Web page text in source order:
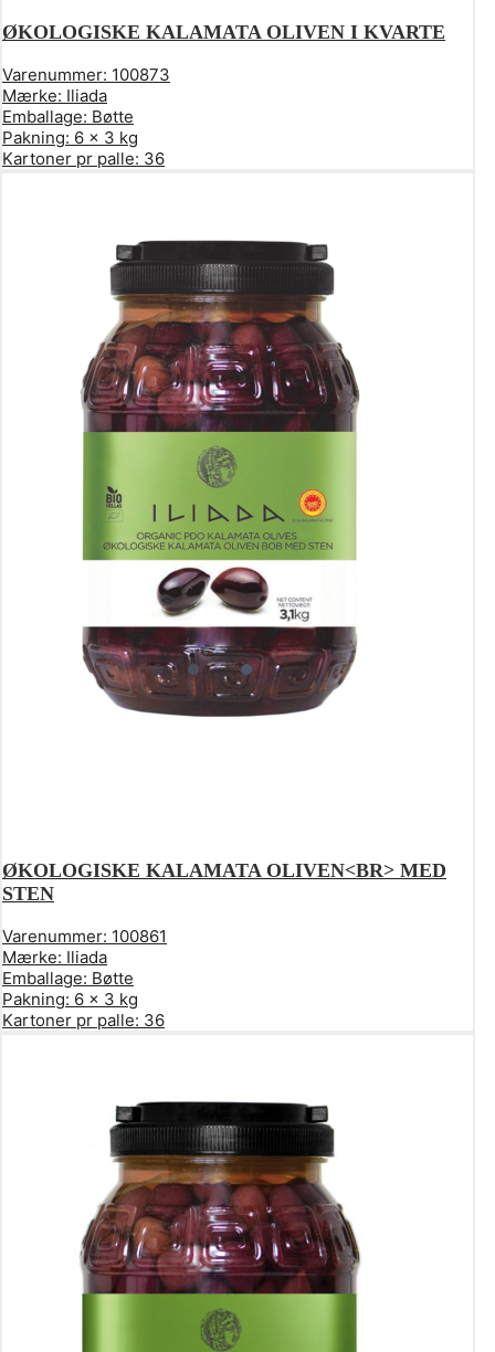
ØKOLOGISKE KALAMATA OLIVEN I KVARTE
Varenummer: 100873
Mærke: Iliada
Emballage: Bøtte
Pakning: 6 x 3 kg
Kartoner pr palle: 36
ØKOLOGISKE KALAMATA OLIVEN<BR> MED
STEN
Varenummer: 100861
Mærke: Iliada
Emballage: Bøtte
Pakning: 6 x 3 kg
Kartoner pr palle: 36